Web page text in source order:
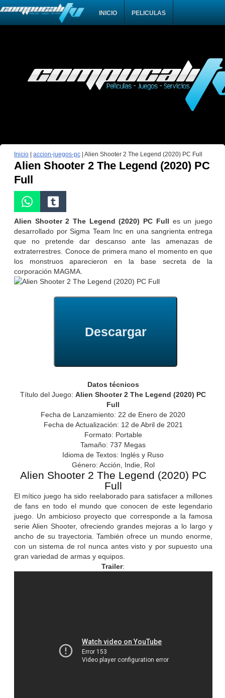
INICIO PELICULAS
Inicio| accion-juegos-pc| Alien Shooter 2 The Legend (2020) PC Full
Alien Shooter 2 The Legend (2020) PC
Full
Alien Shooter 2 The Legend (2020) PC Full es un juego
desarrollado por Sigma Team Inc en una sangrienta entrega
que no pretende dar descanso ante las amenazas de
extraterrestres. Conoce de primera mano el momento en que
los monstruos aparecieron en la base secreta de la
corporación MAGMA.
Descargar
Datos técnicos
Título del Juego:Alien Shooter 2 The Legend (2020) PC
Full
Fecha de Lanzamiento: 22 de Enero de 2020
Fecha de Actualización: 12 de Abril de 2021
Formato: Portable
Tamaño: 737 Megas
Idioma de Textos: Inglés y Ruso
Género: Acción, Indie, Rol
Alien Shooter 2 The Legend (2020) PC
Full
El mítico juego ha sido reelaborado para satisfacer a millones
de fans en todo el mundo que conocen de este legendario
juego. Un ambicioso proyecto que corresponde a la famosa
serie Alien Shooter, ofreciendo grandes mejoras a lo largo y
ancho de su trayectoria. También ofrece un mundo enorme,
con un sistema de rol nunca antes visto y por supuesto una
gran variedad de armas y equipos.
Trailer: